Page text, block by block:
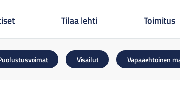
Tilaa lehti Toimitus
Visailut Vapaaehtoinen